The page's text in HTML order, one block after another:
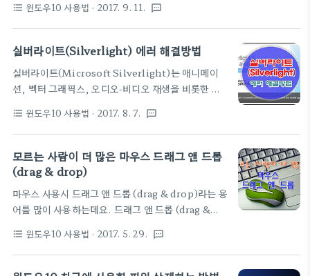
갑니다. ▼ 2. '디스플레이 설정 - 해상도'에서 변경하
면 완료 시작메뉴에서 설정하기 1. 윈도우10 '시작메
뉴 - 설정'을 클릭 ▼ 2. '설정 - 시스템' 선택 ▼ 3. '디
format_list_bulleted 윈도우10 사용법 · 2017. 9. 11. textsms
실버라이트(Silverlight) 에러 해결방법
실버라이트(Microsoft Silverlight)는 애니메이
션, 벡터 그래픽스, 오디오-비디오 재생을 비롯한 리
크로 소프트에서서 개발한 웹 브라우저 플러그인으로
최근에 많이 사용되고 어도비 플래시, 어도비 플렉스,
어도비 쇼크웨이브, 자바FX, 애플 퀵타임과 같은 제
품과 경쟁하고 있는데요. 간혹 오류가 발생을 하게 되
오늘은 간단하게 실버라이트(Silverlight) 에러를
해결하는 방법을 소개합니다. 따라하기 1. 아래 링크
를 방문하여 fix 파일을 다운로드합니다. ▼ 2. fix 실
format_list_bulleted 윈도우10 사용법 · 2017. 8. 7. textsms
모르는 사람이 더 많은 마우스 드래그 앤 드롭
(drag & drop)
마우스 사용시 드래그 앤 드롭 (drag & drop)라는 용
어를 많이 사용하는데요. 드래그 앤 드롭 (drag &
콘)을 이동시키기 위해 입력 장치인 마우스의 왼쪽 버
튼을 눌른 채로 마우스를 이동시킨(drag) 다음 마우
스 버튼을 놓는 동작(drop)을 말합니다. 많은 분들이
format_list_bulleted 윈도우10 사용법 · 2017. 5. 29. textsms